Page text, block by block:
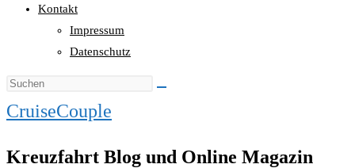
Kontakt
Impressum
Datenschutz
CruiseCouple
Kreuzfahrt Blog und Online Magazin